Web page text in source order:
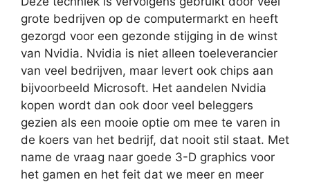
grote bedrijven op de computermarkt en heeft
gezorgd voor een gezonde stijging in de winst
van Nvidia. Nvidia is niet alleen toeleverancier
van veel bedrijven, maar levert ook chips aan
bijvoorbeeld Microsoft. Het aandelen Nvidia
kopen wordt dan ook door veel beleggers
gezien als een mooie optie om mee te varen in
de koers van het bedrijf, dat nooit stil staat. Met
name de vraag naar goede 3-D graphics voor
het gamen en het feit dat we meer en meer